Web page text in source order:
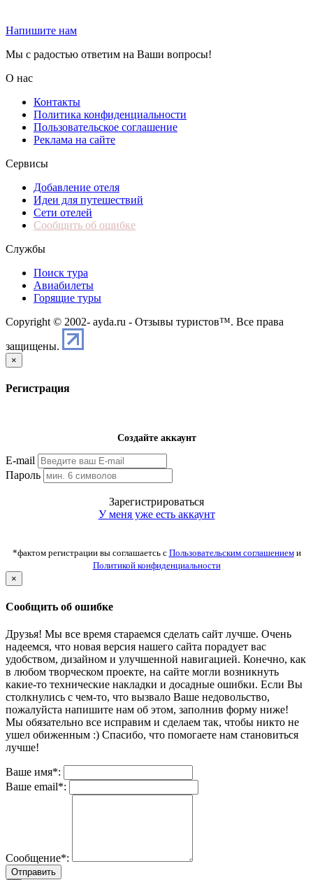
Напишите нам
Мы с радостью ответим на Ваши вопросы!
О нас
Контакты
Политика конфиденциальности
Пользовательское соглашение
Реклама на сайте
Сервисы
Добавление отеля
Идеи для путешествий
Сети отелей
Сообщить об ошибке
Службы
Поиск тура
Авиабилеты
Горящие туры
Copyright © 2002- ayda.ru - Отзывы туристов™. Все права
защищены.
×
Регистрация
Создайте аккаунт
E-mail
Пароль
Зарегистрироваться
У меня уже есть аккаунт
*фактом регистрации вы соглашаетсь с Пользовательским соглашениеми
Политикой конфиденциальности
×
Сообщить об ошибке
Друзья! Мы все время стараемся сделать сайт лучше. Очень
надеемся, что новая версия нашего сайта порадует вас
удобством, дизайном и улучшенной навигацией. Конечно, как
в любом творческом проекте, на сайте могли возникнуть
какие-то технические накладки и досадные ошибки. Если Вы
столкнулись с чем-то, что вызвало Ваше недовольство,
пожалуйста напишите нам об этом, заполнив форму ниже!
Мы обязательно все исправим и сделаем так, чтобы никто не
ушел обиженным :) Спасибо, что помогаете нам становиться
лучше!
Ваше имя*:
Ваше email*:
Сообщение*:
Отправить